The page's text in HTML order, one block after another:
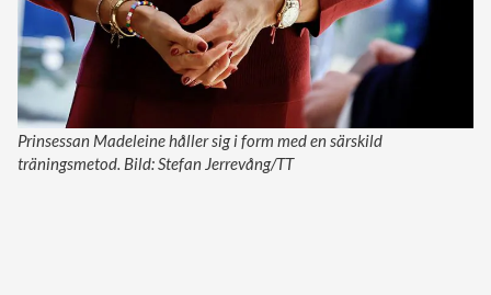
Prinsessan Madeleine håller sig i form med en särskild
träningsmetod. Bild: Stefan Jerrevång/TT